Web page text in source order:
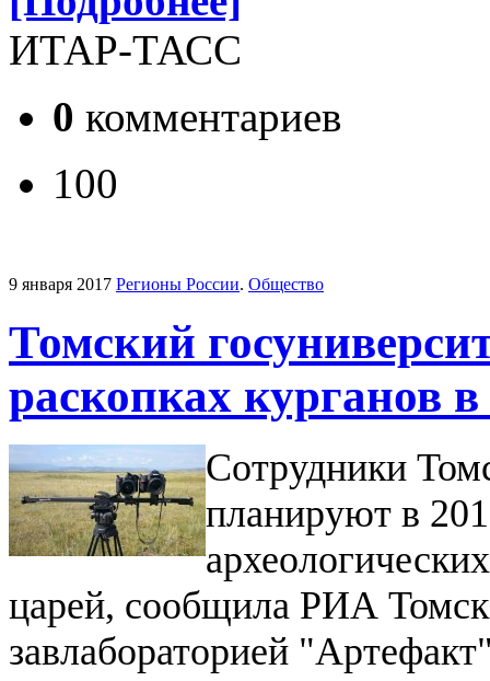
ИТАР-ТАСС
0 комментариев
100
9 января 2017 Регионы России. Общество
Томский
раскопках курганов
Сотрудники
планируют в
царей, сообщила РИА Томск
завлабораторией